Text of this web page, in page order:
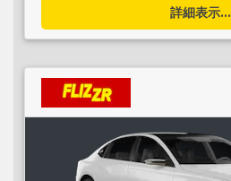
詳細表示...